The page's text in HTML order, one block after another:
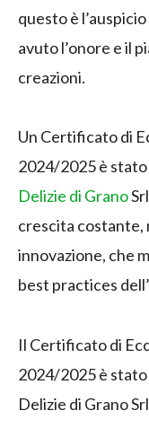
questo è
avuto l’onore e il
creazioni.
Un Certificato di
2024/2025 è
Delizie di Grano
crescita costante,
innovazione, che
best practices
Il Certificato di
2024/2025 è
Delizie di Grano